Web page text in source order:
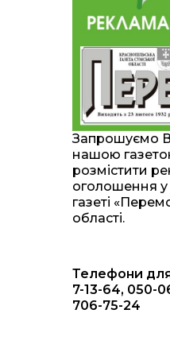
20:00
28 лип
10:36
28 лип
«Нас
10:31
28 лип
Знову
16:57
24 лип
але
Запрошуємо
нашою
розмістити
оголошення у
газеті
області.
Телефони
7-13-64, 050-
706-75-24